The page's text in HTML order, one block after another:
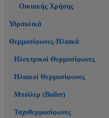
Οικιακής Χρήσης
Υδραυλικά
Θερμοσίφωνες-Ηλιακά
Ηλεκτρικοί Θερμοσίφωνες
Ηλιακοί Θερμοσίφωνες
Μπόϊλερ (Boiler)
Ταχυθερμοσίφωνες